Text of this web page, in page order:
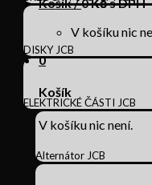
V košíku nic
0
Košík
V košíku nic není.
DISKY JCB
ELEKTRICKÉ ČÁSTI JCB
Alternátor JCB